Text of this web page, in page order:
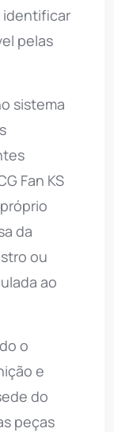
identificar
pelas
sistema
Fan KS
da
ou
ao
o
e
do
peças